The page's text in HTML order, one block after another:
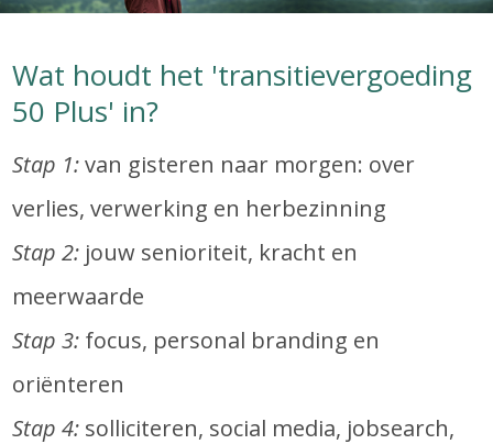
Wat houdt het 'transitievergoeding
50 Plus' in?
Stap 1:van gisteren naar morgen: over
verlies, verwerking en herbezinning
Stap 2: jouw senioriteit, kracht en
meerwaarde
Stap 3: focus, personal branding en
oriënteren
Stap 4: solliciteren, social media, jobsearch,